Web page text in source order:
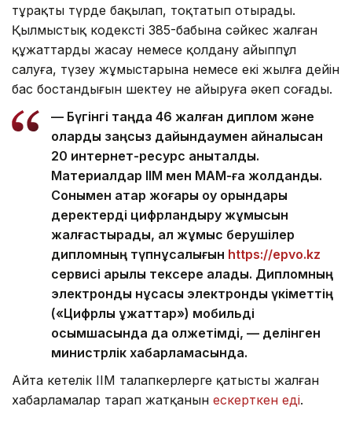
тұрақты түрде бақылап, тоқтатып отырады.
Қылмыстық кодекстің 385-бабына сәйкес жалған
құжаттарды жасау немесе қолдану айыппұл
салуға, түзеу жұмыстарына немесе екі жылға дейін
бас бостандығын шектеу не айыруға әкеп соғады.
— Бүгінгі таңда 46 жалған диплом және
оларды заңсыз дайындаумен айналысқан
20 интернет-ресурс анықталды.
Материалдар ІІМ мен МАМ-ға жолданды.
Сонымен қатар жоғары оқу орындары
деректерді цифрландыру жұмысын
жалғастырады, ал жұмыс берушілер
дипломның түпнұсқалығын https://epvo.kz
сервисі арқылы тексере алады. Дипломның
электрондық нұсқасы электрондық үкіметтің
(«Цифрлық құжаттар») мобильді
қосымшасында да қолжетімді, — делінген
министрлік хабарламасында.
Айта кетелік ІІМ талапкерлерге қатысты жалған
хабарламалар тарап жатқанын ескерткен еді.